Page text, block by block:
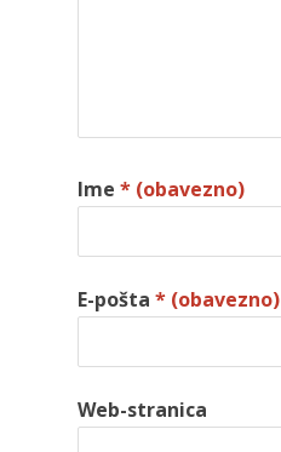
Ime * (obavezno)
E-pošta * (obavezno)
Web-stranica